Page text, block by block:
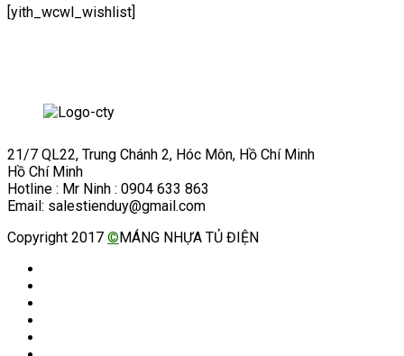
[yith_wcwl_wishlist]
21/7 QL22, Trung Chánh 2, Hóc Môn, Hồ Chí Minh
Hồ Chí Minh
Hotline : Mr Ninh : 0904 633 863
Email: salestienduy@gmail.com
Copyright 2017 ©MÁNG NHỰA TỦ ĐIỆN